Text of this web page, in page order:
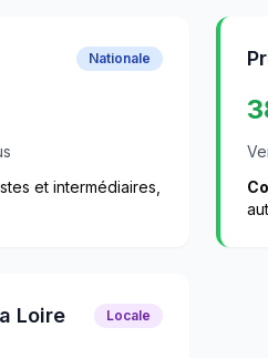
Nationale
et intermédiaires,
Loire Locale